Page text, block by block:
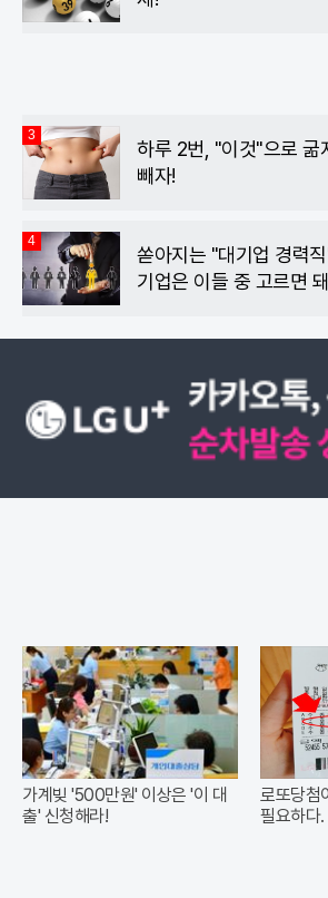
3
하루 2번, "이것"으로 굶
빼자!
4
쏟아지는 "대기업 경력
기업은 이들 중 고르면 돼
가계빚 '500만원' 이상은 '이 대
출' 신청해라!
로또당첨
필요하다.